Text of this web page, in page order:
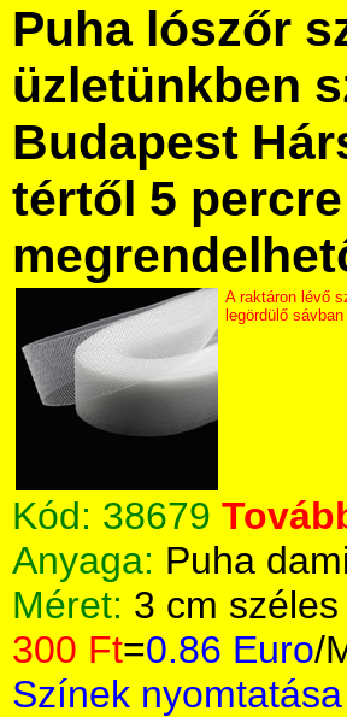
Puha lószőr
üzletünkben
Budapest
tértől 5
A raktáron lévő
legördülő
Kód: 38679
Anyaga: Puha
Méret: 3 cm széles
300 Ft=0.86 Euro/
Színek nyomtatása